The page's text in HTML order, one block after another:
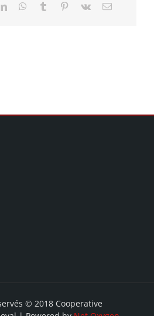
LinkedInWhatsApp
Tumblr Pinterest
Vk Email
© 2018 Cooperative